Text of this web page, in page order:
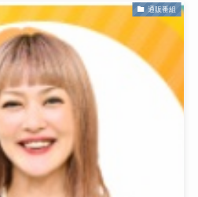
通販番組